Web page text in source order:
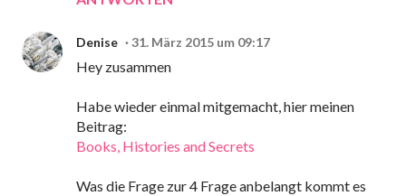
Denise 31. März 2015 um 09:17
Hey zusammen
Habe wieder einmal mitgemacht, hier meinen
Beitrag:
Books, Histories and Secrets
Was die Frage zur 4 Frage anbelangt kommt es